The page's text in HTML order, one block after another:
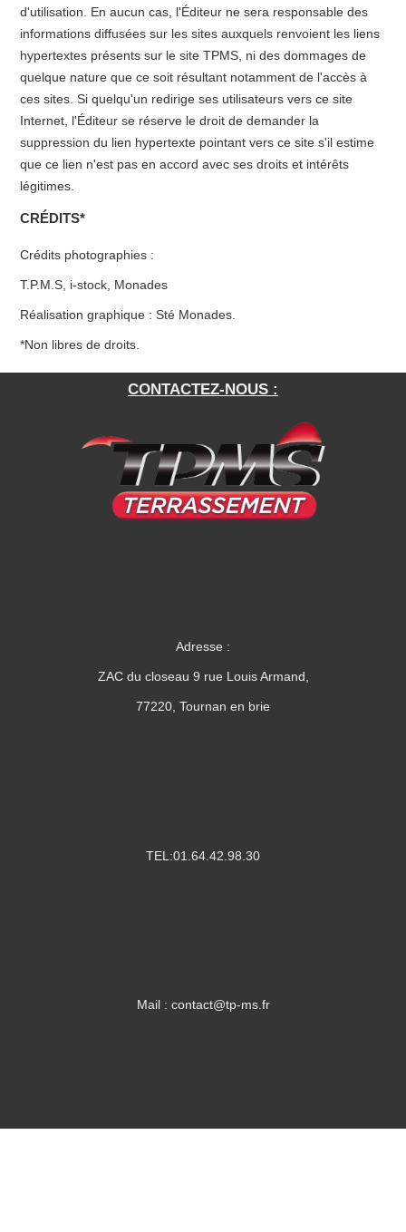
d'utilisation. En aucun cas, l'Éditeur ne sera responsable des
informations diffusées sur les sites auxquels renvoient les liens
hypertextes présents sur le site TPMS, ni des dommages de
quelque nature que ce soit résultant notamment de l'accès à
ces sites. Si quelqu'un redirige ses utilisateurs vers ce site
Internet, l'Éditeur se réserve le droit de demander la
suppression du lien hypertexte pointant vers ce site s'il estime
que ce lien n'est pas en accord avec ses droits et intérêts
légitimes.
CRÉDITS*
Crédits photographies :
T.P.M.S, i-stock, Monades
Réalisation graphique : Sté Monades.
*Non libres de droits.
CONTACTEZ-NOUS :
Adresse :
ZAC du closeau 9 rue Louis Armand,
77220, Tournan en brie
TEL:01.64.42.98.30
Mail : contact@tp-ms.fr